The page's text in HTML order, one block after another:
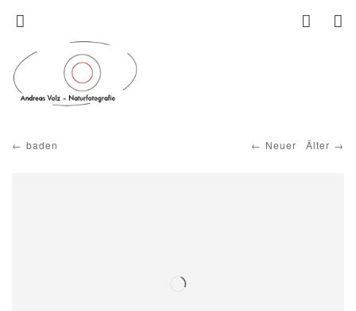
Neuer Älter
baden